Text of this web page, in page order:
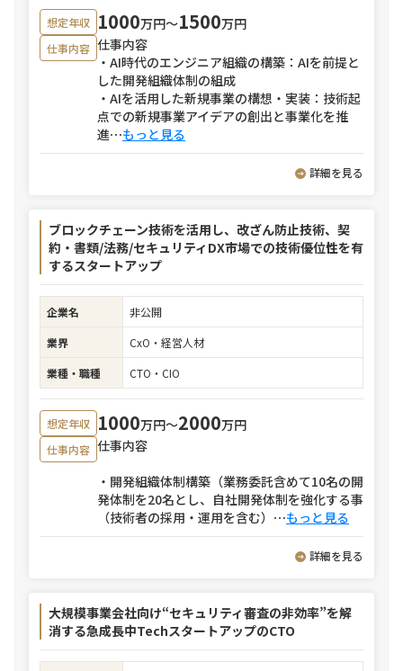
想定年収 1000万円〜1500万円
仕事内容 仕事内容
・AI時代のエンジニア組織の構築：AIを前提と
した開発組織体制の組成
・AIを活用した新規事業の構想・実装：技術起
点での新規事業アイデアの創出と事業化を推
進⋯もっと見る
詳細を見る
ブロックチェーン技術を活用し、改ざん防止技術、契
約・書類/法務/セキュリティDX市場での技術優位性を有
するスタートアップ
企業名
非公開
業界
CxO・経営人材
業種・職種
CTO・CIO
想定年収 1000万円〜2000万円
仕事内容 仕事内容
・開発組織体制構築（業務委託含めて10名の開
発体制を20名とし、自社開発体制を強化する事
（技術者の採用・運用を含む） ⋯もっと見る
詳細を見る
大規模事業会社向け“セキュリティ審査の非効率”を解
消する急成長中TechスタートアップのCTO